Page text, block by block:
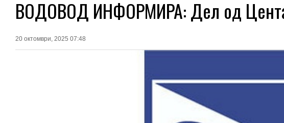
ВОДОВОД ИНФОРМИРА: Дел од
20 октомври, 2025 07:48